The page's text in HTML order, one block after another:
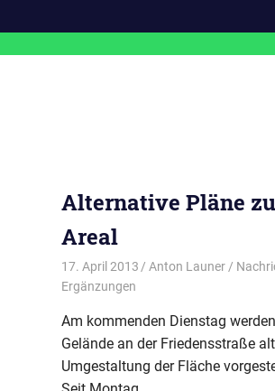
Alternative Pläne
Areal
17. April 2013 Anton Launer
Ergänzungen
Am kommenden Dienstag
Gelände an der Friedensstraße
Umgestaltung der Fläche